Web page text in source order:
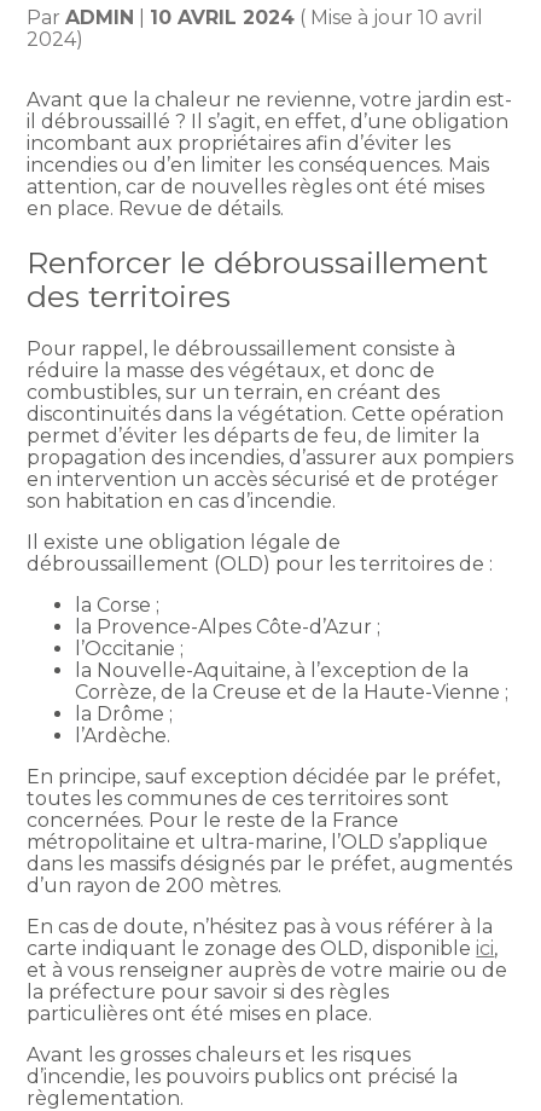
ParADMIN 10 AVRIL 2024 ( Mise à jour 10 avril
2024)
Avant que la chaleur ne revienne, votre jardin est-
il débroussaillé ? Il s’agit, en effet, d’une obligation
incombant aux propriétaires afin d’éviter les
incendies ou d’en limiter les conséquences. Mais
attention, car de nouvelles règles ont été mises
en place. Revue de détails.
Renforcer le débroussaillement
des territoires
Pour rappel, le débroussaillement consiste à
réduire la masse des végétaux, et donc de
combustibles, sur un terrain, en créant des
discontinuités dans la végétation. Cette opération
permet d’éviter les départs de feu, de limiter la
propagation des incendies, d’assurer aux pompiers
en intervention un accès sécurisé et de protéger
son habitation en cas d’incendie.
Il existe une obligation légale de
débroussaillement (OLD) pour les territoires de :
la Corse ;
la Provence-Alpes Côte-d’Azur ;
l’Occitanie ;
la Nouvelle-Aquitaine, à l’exception de la
Corrèze, de la Creuse et de la Haute-Vienne ;
la Drôme ;
l’Ardèche.
En principe, sauf exception décidée par le préfet,
toutes les communes de ces territoires sont
concernées. Pour le reste de la France
métropolitaine et ultra-marine, l’OLD s’applique
dans les massifs désignés par le préfet, augmentés
d’un rayon de 200 mètres.
En cas de doute, n’hésitez pas à vous référer à la
carte indiquant le zonage des OLD, disponibleici,
et à vous renseigner auprès de votre mairie ou de
la préfecture pour savoir si des règles
particulières ont été mises en place.
Avant les grosses chaleurs et les risques
d’incendie, les pouvoirs publics ont précisé la
règlementation.